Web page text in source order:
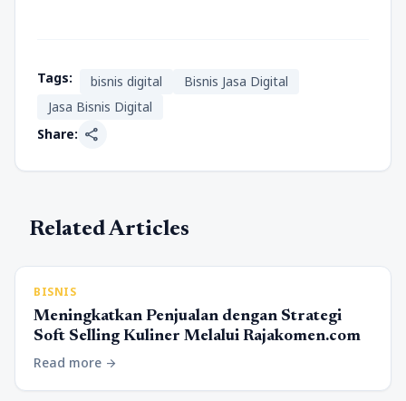
Tags: bisnis digital
Bisnis Jasa Digital
Jasa Bisnis Digital
Share: share
Related Articles
BISNIS
Meningkatkan Penjualan dengan Strategi
Soft Selling Kuliner Melalui Rajakomen.com
Read more arrow_forward